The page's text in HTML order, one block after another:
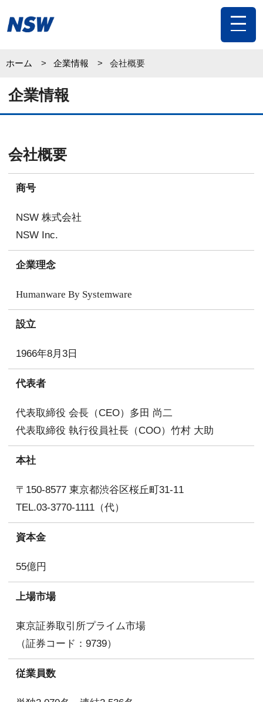
toggle
ホーム 企業情報 会社概要
企業情報
会社概要
商号
NSW 株式会社
NSW Inc.
企業理念
Humanware By Systemware
設立
1966年8月3日
代表者
代表取締役 会長（CEO）多田 尚二
代表取締役 執行役員社長（COO）竹村 大助
本社
〒150-8577 東京都渋谷区桜丘町31-11
TEL.03-3770-1111（代）
資本金
55億円
上場市場
東京証券取引所プライム市場
（証券コード：9739）
従業員数